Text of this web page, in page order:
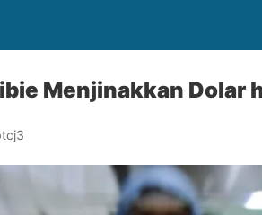
Menjinakkan Dolar